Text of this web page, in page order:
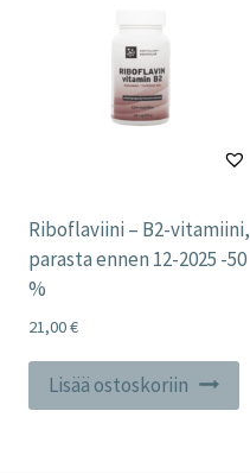
Riboflaviini – B2-vitamiini,
parasta ennen 12-2025 -50
%
21,00€
Lisää ostoskoriin